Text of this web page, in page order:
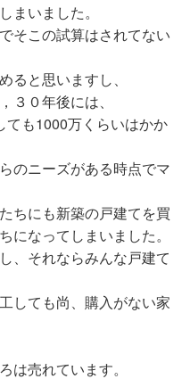
まいました。
そこの試算はされてない
ると思いますし、
３０年後には、
ても1000万くらいはかか
のニーズがある時点でマ
ちにも新築の戸建てを買
になってしまいました。
、それならみんな戸建て
しても尚、購入がない家
は売れています。